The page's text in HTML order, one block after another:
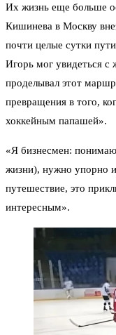
Их жизнь еще больше
Кишинева в Москву
почти целые сутки
Игорь мог увидеться
проделывал этот
превращения в того,
хоккейным папашей».
«Я бизнесмен:
жизни), нужно упорно
путешествие, это
интересным».